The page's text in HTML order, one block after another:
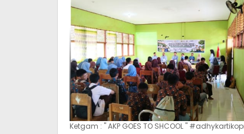
Ketgam : " AKP GOES TO SHCOOL "